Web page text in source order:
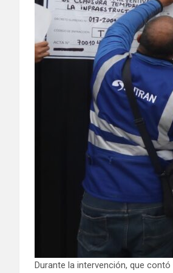
Durante la intervención, que